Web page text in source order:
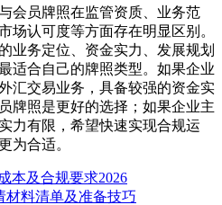
会员牌照在监管资质、业务范
场认可度等方面存在明显区别。
业务定位、资金实力、发展规划
适合自己的牌照类型。如果企业
汇交易业务，具备较强的资金实
牌照是更好的选择；如果企业主
力有限，希望快速实现合规运
为合适。
本及合规要求2026
材料清单及准备技巧